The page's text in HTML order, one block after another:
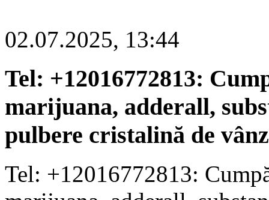
02.07.2025, 13:44
Tel: +12016772813:
marijuana, adderall,
pulbere cristalină de
Tel: +12016772813: